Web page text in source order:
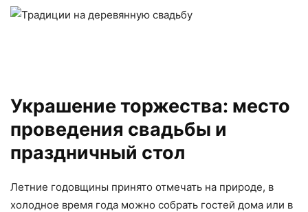
Украшение торжества: место
проведения свадьбы и
праздничный стол
Летние годовщины принято отмечать на природе, в
холодное время года можно собрать гостей дома или в